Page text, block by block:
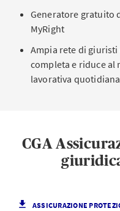
Generatore gratuito
MyRight
Ampia rete di
completa e riduce al
lavorativa quotidiana
CGA
ASSICURAZIONE